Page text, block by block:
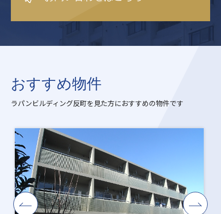
おすすめ物件
ラパンビルディング反町を見た方におすすめの物件です